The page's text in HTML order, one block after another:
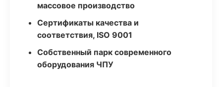
массовое производство
Сертификаты качества и
соответствия, ISO 9001
Собственный парк современного
оборудования ЧПУ